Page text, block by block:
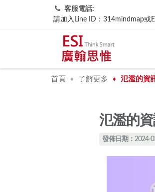
客服電話:
請加入Line ID：314mindmap或
首頁 ♦ 了解更多 ♦ 氾濫的資
氾濫的
發佈日期：2024-